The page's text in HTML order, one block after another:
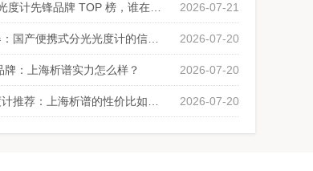
2026-07-21
2026-07-20
：上海析谱实力怎么样？ 2026-07-20
2026-07-20